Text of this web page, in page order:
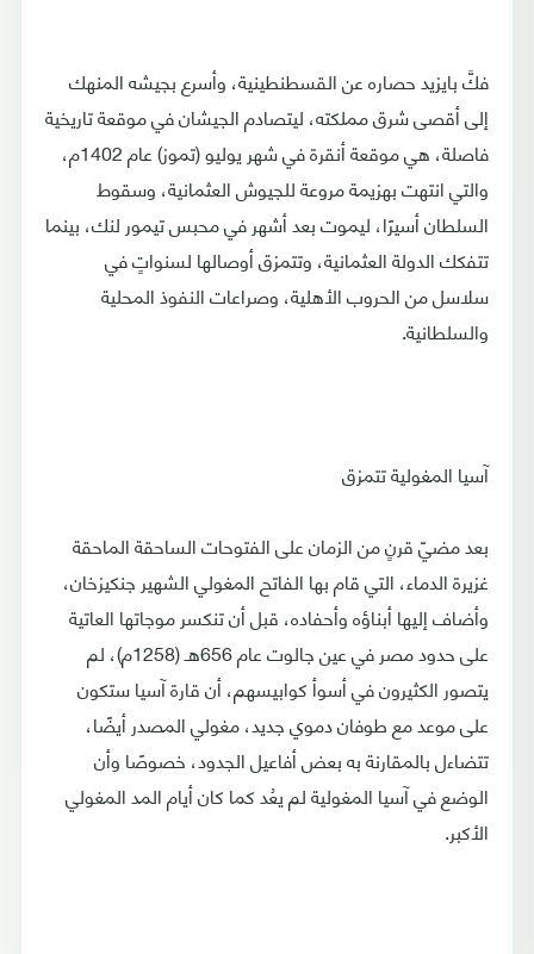
فكَّ بايزيد حصاره عن القسطنطينية، وأسرع بجيشه المنهك
إلى أقصى شرق مملكته، ليتصادم الجيشان في موقعة تاريخية
فاصلة، هي موقعة أنقرة في شهر يوليو (تموز) عام 1402م،
والتي انتهت بهزيمة مروعة للجيوش العثمانية، وسقوط
السلطان أسيرًا، ليموت بعد أشهر في محبس تيمور لنك، بينما
تتفكك الدولة العثمانية، وتتمزق أوصالها لسنواتٍ في
سلاسل من الحروب الأهلية، وصراعات النفوذ المحلية
والسلطانية.
آسيا المغولية تتمزق
بعد مضيّ قرنٍ من الزمان على الفتوحات الساحقة الماحقة
غزيرة الدماء، التي قام بها الفاتح المغولي الشهير جنكيزخان،
وأضاف إليها أبناؤه وأحفاده، قبل أن تنكسر موجاتها العاتية
على حدود مصر في عين جالوت عام 656هـ (1258م)، لم
يتصور الكثيرون في أسوأ كوابيسهم، أن قارة آسيا ستكون
على موعد مع طوفان دموي جديد، مغولي المصدر أيضًا،
تتضاءل بالمقارنة به بعض أفاعيل الجدود، خصوصًا وأن
الوضع في آسيا المغولية لم يعُد كما كان أيام المد المغولي
الأكبر.